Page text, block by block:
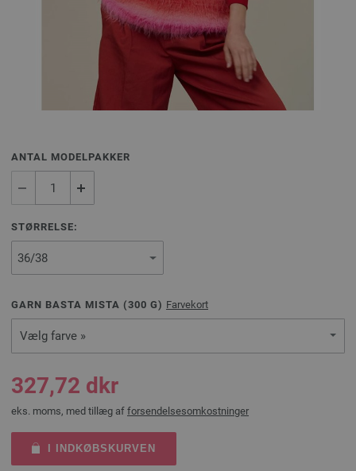
ANTAL MODELPAKKER
STØRRELSE:
GARN BASTA MISTA (300 G) Farvekort
Vælg farve »
327,72 dkr
eks. moms, med tillæg af forsendelsesomkostninger
I INDKØBSKURVEN